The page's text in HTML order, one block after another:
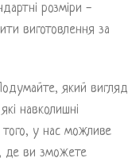
розміри -
виготовлення за
який вигляд
навколишні
у нас можливе
де ви зможете